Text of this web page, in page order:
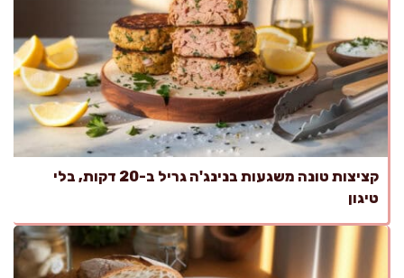
קציצות טונה משגעות בנינג'ה גריל ב-20 דקות, בלי
טיגון